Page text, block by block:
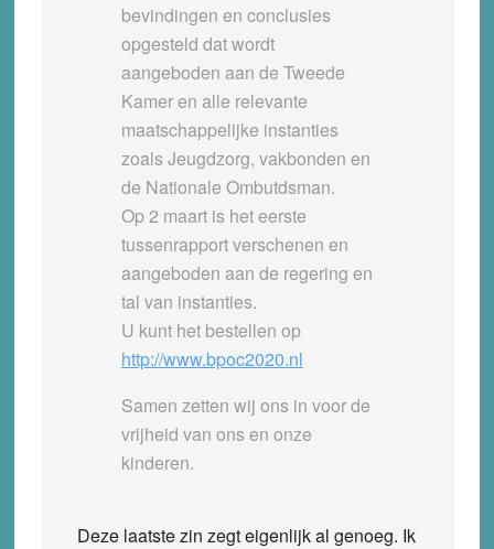
bevindingen en conclusies
opgesteld dat wordt
aangeboden aan de Tweede
Kamer en alle relevante
maatschappelijke instanties
zoals Jeugdzorg, vakbonden en
de Nationale Ombutdsman.
Op 2 maart is het eerste
tussenrapport verschenen en
aangeboden aan de regering en
tal van instanties.
U kunt het bestellen op
http://www.bpoc2020.nl
Samen zetten wij ons in voor de
vrijheid van ons en onze
kinderen.
Deze laatste zin zegt eigenlijk al genoeg. Ik